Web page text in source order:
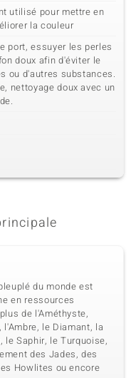
utilisé pour mettre en
la couleur
port, essuyer les perles
doux afin d'éviter le
ou d'autres substances.
nettoyage doux avec un
du monde est
en ressources
de l'Améthyste,
l'Ambre, le Diamant, la
le Saphir, le Turquoise,
des Jades, des
Howlites ou encore